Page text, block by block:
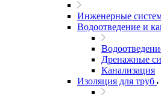
Инженерные
Водоотведение и
Дренажные
Канализация
Изоляция для труб